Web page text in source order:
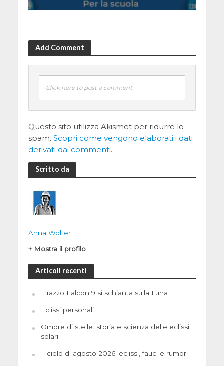
Add Comment
Click here to post a comment
Questo sito utilizza Akismet per ridurre lo
spam. Scopri come vengono elaborati i dati
derivati dai commenti.
Scritto da
Anna Wolter
+ Mostra il profilo
Articoli recenti
Il razzo Falcon 9 si schianta sulla Luna
Eclissi personali
Ombre di stelle: storia e scienza delle eclissi
solari
Il cielo di agosto 2026: eclissi, fauci e rumori